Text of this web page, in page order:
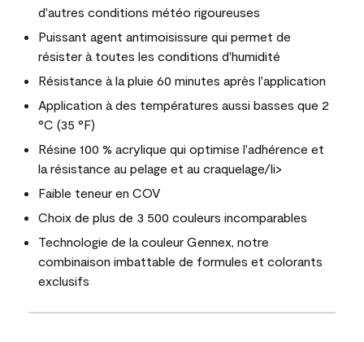
d'autres conditions météo rigoureuses
Puissant agent antimoisissure qui permet de
résister à toutes les conditions d'humidité
Résistance à la pluie 60 minutes après l'application
Application à des températures aussi basses que 2
°C (35 °F)
Résine 100 % acrylique qui optimise l'adhérence et
la résistance au pelage et au craquelage/li>
Faible teneur en COV
Choix de plus de 3 500 couleurs incomparables
Technologie de la couleur Gennex, notre
combinaison imbattable de formules et colorants
exclusifs